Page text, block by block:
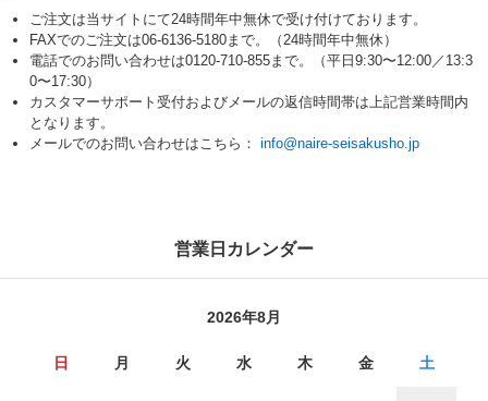
ご注文は当サイトにて24時間年中無休で受け付けております。
FAXでのご注文は06-6136-5180まで。（24時間年中無休）
電話でのお問い合わせは0120-710-855まで。（平日9:30〜12:00／13:3
0〜17:30）
カスタマーサポート受付およびメールの返信時間帯は上記営業時間内
となります。
メールでのお問い合わせはこちら： info@naire-seisakusho.jp
営業日カレンダー
2026年8月
日 月 火 水 木 金 土